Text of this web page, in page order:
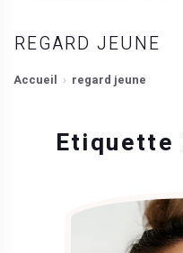
REGARD JEUNE
Accueil regard jeune
Etiquette